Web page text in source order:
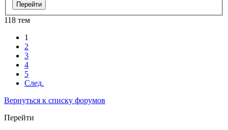
118 тем
1
2
3
4
5
След.
Вернуться к списку форумов
Перейти